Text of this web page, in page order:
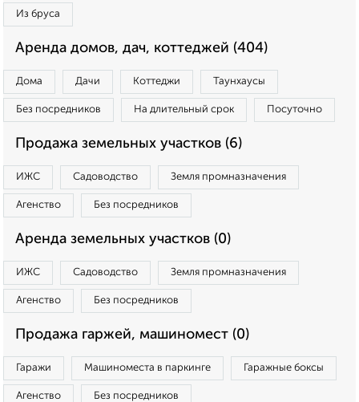
Из бруса
Аренда домов, дач, коттеджей (404)
Дома Дачи Коттеджи Таунхаусы
Без посредников На длительный срок Посуточно
Продажа земельных участков (6)
ИЖС Садоводство Земля промназначения
Агенство Без посредников
Аренда земельных участков (0)
ИЖС Садоводство Земля промназначения
Агенство Без посредников
Продажа гаржей, машиномест (0)
Гаражи Машиноместа в паркинге Гаражные боксы
Агенство Без посредников